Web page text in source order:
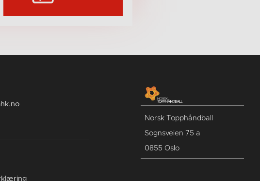
Norsk Topphåndball
Sognsveien 75 a
0855 Oslo